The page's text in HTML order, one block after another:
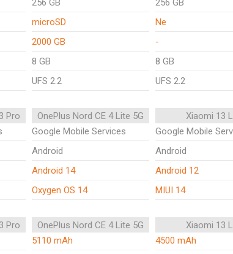
256 GB
256 GB
microSD
Ne
2000 GB
-
8 GB
8 GB
UFS 2.2 UFS 2.2
Pro OnePlus Nord CE 4 Lite 5G
Xiaomi 13
Google Mobile Services
Google Mobile
Android
Android
Android 14
Android 12
Oxygen OS 14 MIUI 14
Pro OnePlus Nord CE 4 Lite 5G
Xiaomi 13
5110 mAh
4500 mAh